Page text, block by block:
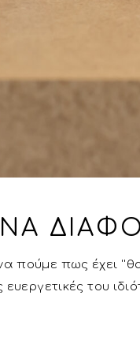
πως έχει
ευεργετικές του